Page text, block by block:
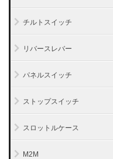
チルトスイッチ
リバースレバー
パネルスイッチ
ストップスイッチ
スロットルケース
M2M